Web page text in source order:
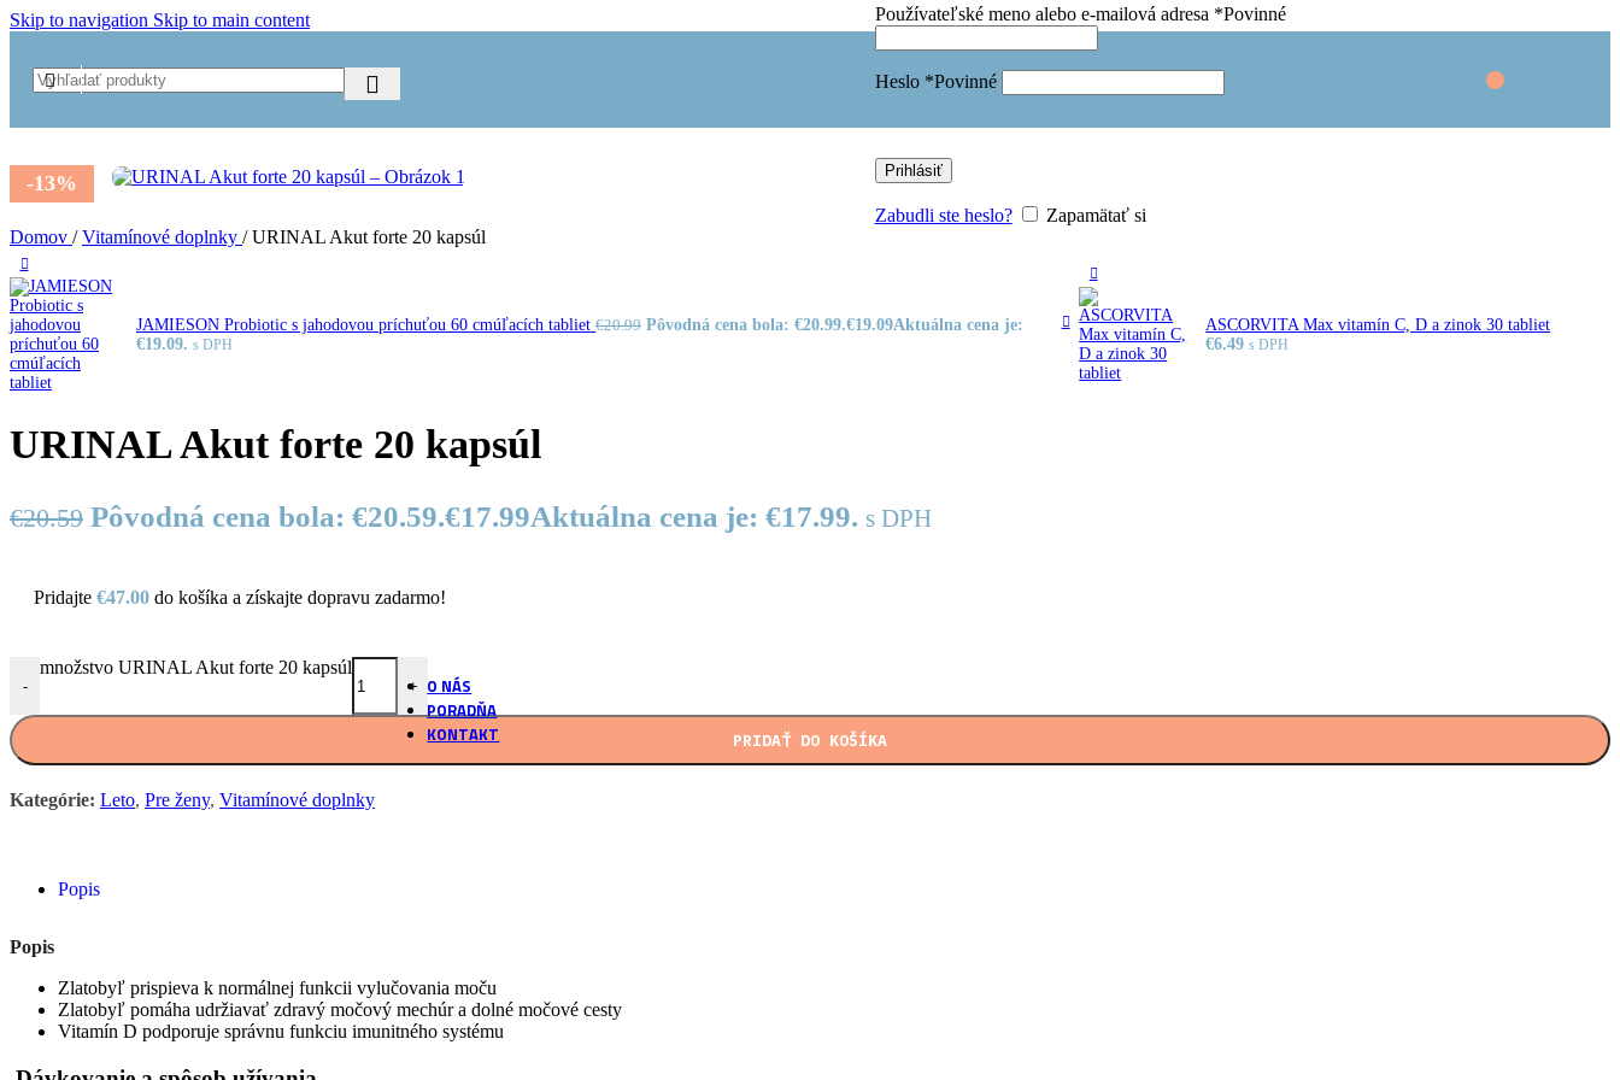
Skip to navigation Skip to main content
Imunita a vitalita
Už viac ako 60
vybraných produktov
Produkty
O NÁS
PORADŇA
KONTAKT
Používateľské meno alebo e-mailová adresa *Povinné
Heslo *Povinné
Prihlásiť
Zabudli ste heslo? Zapamätať si
€
-13%
Domov / Vitamínové doplnky / URINAL Akut forte 20 kapsúl
JAMIESON Probiotic s jahodovou príchuťou 60 cmúľacích tabliet €20.99 Pôvodná cena bola: €20.99.€19.09Aktuálna cena je:
€19.09. s DPH
ASCORVITA Max vitamín C, D a zinok 30 tabliet
€6.49 s DPH
URINAL Akut forte 20 kapsúl
€20.59 Pôvodná cena bola: €20.59.€17.99Aktuálna cena je: €17.99. s DPH
Pridajte €47.00 do košíka a získajte dopravu zadarmo!
-
množstvo URINAL Akut forte 20 kapsúl
+
PRIDAŤ DO KOŠÍKA
Kategórie: Leto, Pre ženy, Vitamínové doplnky
Popis
Popis
Zlatobyľ prispieva k normálnej funkcii vylučovania moču
Zlatobyľ pomáha udržiavať zdravý močový mechúr a dolné močové cesty
Vitamín D podporuje správnu funkciu imunitného systému